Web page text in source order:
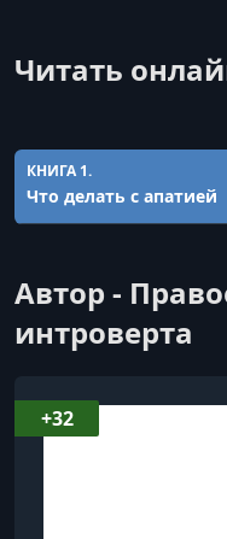
Читать
КНИГА 1.
Что делать с апатией
Автор -
интроверта
+32